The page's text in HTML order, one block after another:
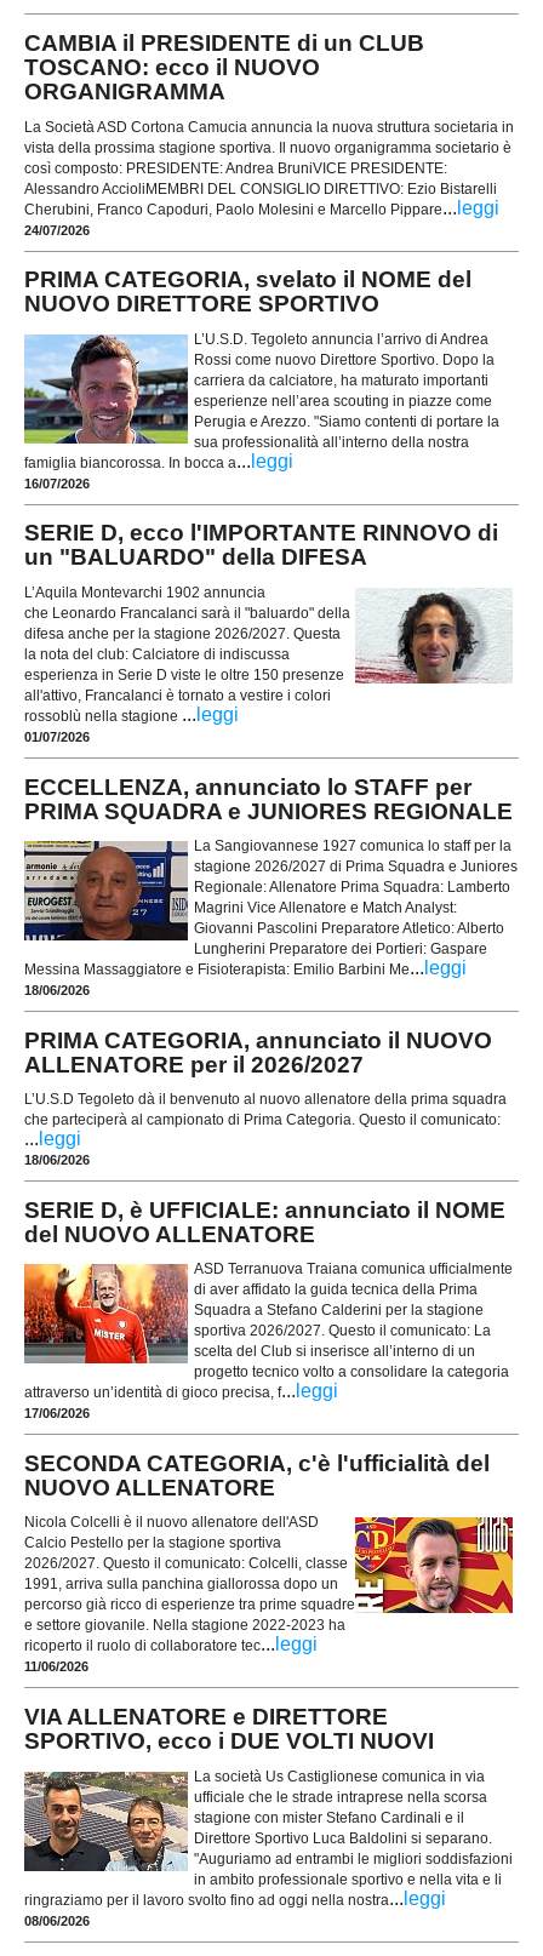
CAMBIA il PRESIDENTE di un CLUB
TOSCANO: ecco il NUOVO
ORGANIGRAMMA
La Società ASD Cortona Camucia annuncia la nuova struttura societaria in
vista della prossima stagione sportiva. Il nuovo organigramma societario è
così composto: PRESIDENTE: Andrea BruniVICE PRESIDENTE:
Alessandro AccioliMEMBRI DEL CONSIGLIO DIRETTIVO: Ezio Bistarelli
Cherubini, Franco Capoduri, Paolo Molesini e Marcello Pippare... leggi
24/07/2026
PRIMA CATEGORIA, svelato il NOME del
NUOVO DIRETTORE SPORTIVO
L’U.S.D. Tegoleto annuncia l’arrivo di Andrea
Rossi come nuovo Direttore Sportivo. Dopo la
carriera da calciatore, ha maturato importanti
esperienze nell’area scouting in piazze come
Perugia e Arezzo. "Siamo contenti di portare la
sua professionalità all’interno della nostra
famiglia biancorossa. In bocca a... leggi
16/07/2026
SERIE D, ecco l'IMPORTANTE RINNOVO di
un "BALUARDO" della DIFESA
L’Aquila Montevarchi 1902 annuncia
che Leonardo Francalanci sarà il "baluardo" della
difesa anche per la stagione 2026/2027. Questa
la nota del club: Calciatore di indiscussa
esperienza in Serie D viste le oltre 150 presenze
all'attivo, Francalanci è tornato a vestire i colori
rossoblù nella stagione ... leggi
01/07/2026
ECCELLENZA, annunciato lo STAFF per
PRIMA SQUADRA e JUNIORES REGIONALE
La Sangiovannese 1927 comunica lo staff per la
stagione 2026/2027 di Prima Squadra e Juniores
Regionale: Allenatore Prima Squadra: Lamberto
Magrini Vice Allenatore e Match Analyst:
Giovanni Pascolini Preparatore Atletico: Alberto
Lungherini Preparatore dei Portieri: Gaspare
Messina Massaggiatore e Fisioterapista: Emilio Barbini Me... leggi
18/06/2026
PRIMA CATEGORIA, annunciato il NUOVO
ALLENATORE per il 2026/2027
L’U.S.D Tegoleto dà il benvenuto al nuovo allenatore della prima squadra
che parteciperà al campionato di Prima Categoria. Questo il comunicato:
... leggi
18/06/2026
SERIE D, è UFFICIALE: annunciato il NOME
del NUOVO ALLENATORE
ASD Terranuova Traiana comunica ufficialmente
di aver affidato la guida tecnica della Prima
Squadra a Stefano Calderini per la stagione
sportiva 2026/2027. Questo il comunicato: La
scelta del Club si inserisce all’interno di un
progetto tecnico volto a consolidare la categoria
attraverso un’identità di gioco precisa, f... leggi
17/06/2026
SECONDA CATEGORIA, c'è l'ufficialità del
NUOVO ALLENATORE
Nicola Colcelli è il nuovo allenatore dell'ASD
Calcio Pestello per la stagione sportiva
2026/2027. Questo il comunicato: Colcelli, classe
1991, arriva sulla panchina giallorossa dopo un
percorso già ricco di esperienze tra prime squadre
e settore giovanile. Nella stagione 2022-2023 ha
ricoperto il ruolo di collaboratore tec... leggi
11/06/2026
VIA ALLENATORE e DIRETTORE
SPORTIVO, ecco i DUE VOLTI NUOVI
La società Us Castiglionese comunica in via
ufficiale che le strade intraprese nella scorsa
stagione con mister Stefano Cardinali e il
Direttore Sportivo Luca Baldolini si separano.
"Auguriamo ad entrambi le migliori soddisfazioni
in ambito professionale sportivo e nella vita e li
ringraziamo per il lavoro svolto fino ad oggi nella nostra... leggi
08/06/2026